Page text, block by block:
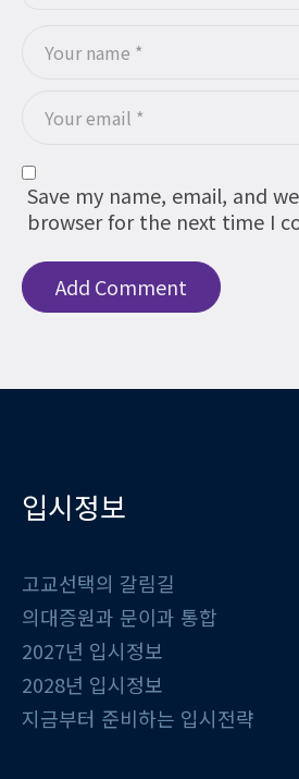
Save my name, email, and
browser for the next time I
입시정보
고교선택의 갈림길
의대증원과 문이과 통합
2027년 입시정보
2028년 입시정보
지금부터 준비하는 입시전략